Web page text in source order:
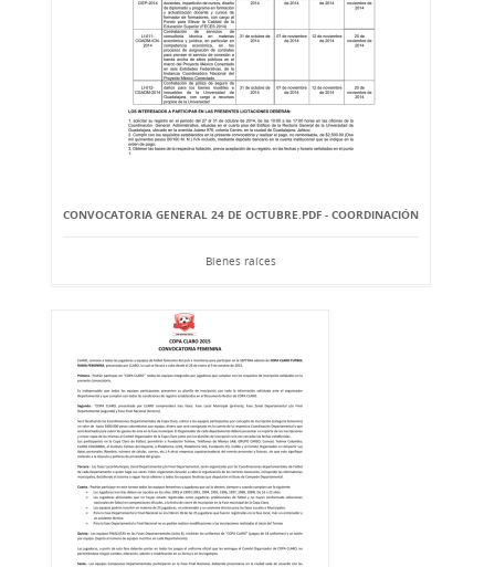
CONVOCATORIA GENERAL 24 DE OCTUBRE.PDF - COORDINACIÓN
Bienes raíces